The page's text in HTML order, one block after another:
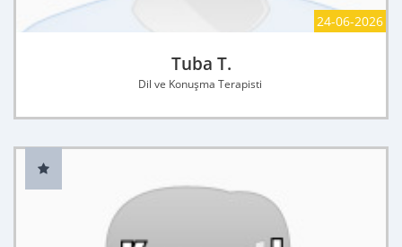
24-06-2026
Tuba T.
Dil ve Konuşma Terapisti